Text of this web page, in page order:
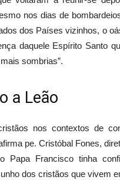
nos dias de
dos Países vizinhos, o
daquele Espírito Santo
sombrias”.
a Leão
nos contextos de
pe. Cristóbal Fones,
Papa Francisco tinha
dos cristãos que vivem